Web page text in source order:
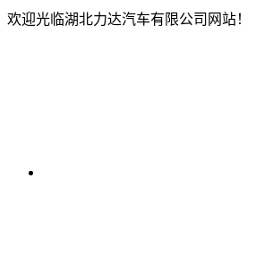
欢迎光临湖北力达汽车有限公司网站！